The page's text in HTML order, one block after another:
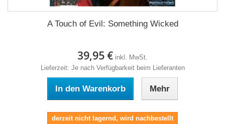
A Touch of Evil: Something Wicked
39,95 € inkl. MwSt.
Lieferzeit: Je nach Verfügbarkeit beim Lieferanten
In den Warenkorb Mehr
derzeit nicht lagernd, wird nachbestellt